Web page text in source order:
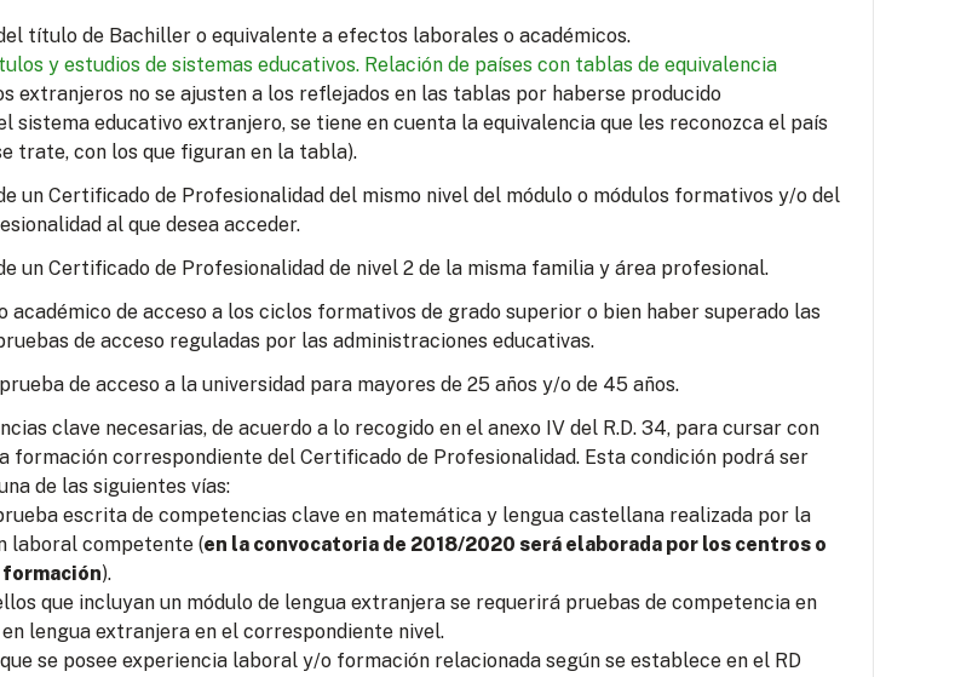
título de Bachiller o equivalente a efectos laborales o académicos.
y estudios de sistemas educativos. Relación de países con tablas de equivalencia
extranjeros no se ajusten a los reflejados en las tablas por haberse producido
sistema educativo extranjero, se tiene en cuenta la equivalencia que les reconozca el país
trate, con los que figuran en la tabla).
un Certificado de Profesionalidad del mismo nivel del módulo o módulos formativos y/o del
al que desea acceder.
un Certificado de Profesionalidad de nivel 2 de la misma familia y área profesional.
académico de acceso a los ciclos formativos de grado superior o bien haber superado las
de acceso reguladas por las administraciones educativas.
de acceso a la universidad para mayores de 25 años y/o de 45 años.
clave necesarias, de acuerdo a lo recogido en el anexo IV del R.D. 34, para cursar con
formación correspondiente del Certificado de Profesionalidad. Esta condición podrá ser
de las siguientes vías:
escrita de competencias clave en matemática y lengua castellana realizada por la
laboral competente (en la convocatoria de 2018/2020 será elaborada por los centros o
).
que incluyan un módulo de lengua extranjera se requerirá pruebas de competencia en
lengua extranjera en el correspondiente nivel.
se posee experiencia laboral y/o formación relacionada según se establece en el RD